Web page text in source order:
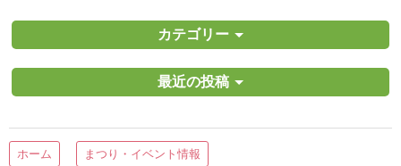
カテゴリー
最近の投稿
ホーム まつり・イベント情報